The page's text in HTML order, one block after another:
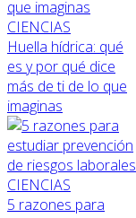
CIENCIAS
Huella hídrica: qué
es y por qué dice
más de ti de lo que
imaginas
CIENCIAS
5 razones para